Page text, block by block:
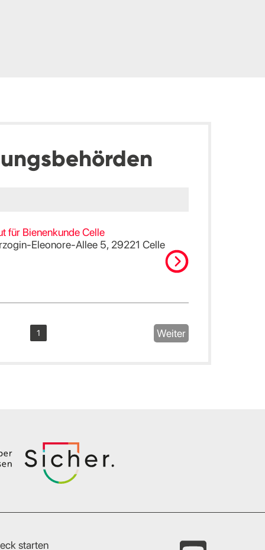
für Bienenkunde Celle
Eleonore-Allee 5, 29221 Celle
1 Weiter
starten